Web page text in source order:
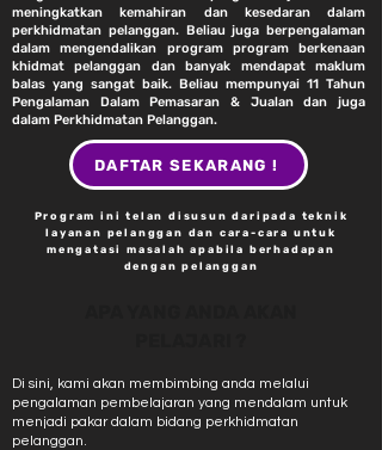
meningkatkan kemahiran dan kesedaran dalam
perkhidmatan pelanggan. Beliau juga berpengalaman
dalam mengendalikan program program berkenaan
khidmat pelanggan dan banyak mendapat maklum
balas yang sangat baik. Beliau mempunyai 11 Tahun
Pengalaman Dalam Pemasaran & Jualan dan juga
dalam Perkhidmatan Pelanggan.
DAFTAR SEKARANG !
Program ini telan disusun daripada teknik
layanan pelanggan dan cara-cara untuk
mengatasi masalah apabila berhadapan
dengan pelanggan
Di sini, kami akan membimbing anda melalui
pengalaman pembelajaran yang mendalam untuk
menjadi pakar dalam bidang perkhidmatan
pelanggan.